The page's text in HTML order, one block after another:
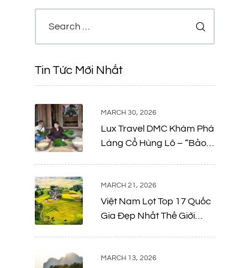
Tin Tức Mới Nhất
MARCH 30, 2026
Lux Travel DMC Khám Phá
Làng Cổ Hùng Lô – “Bảo
MARCH 21, 2026
Việt Nam Lọt Top 17 Quốc
Gia Đẹp Nhất Thế Giới
Và Di Sản
MARCH 13, 2026